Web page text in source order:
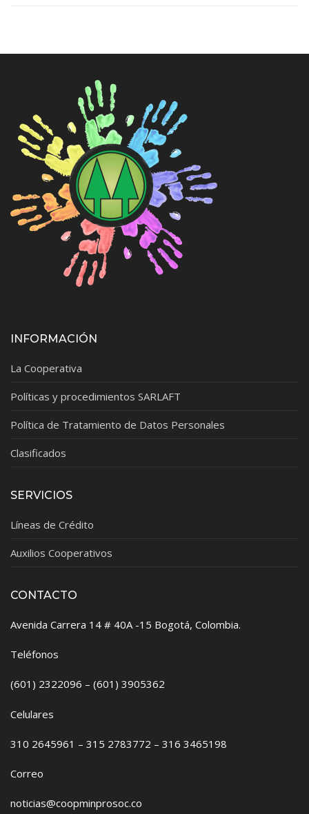
INFORMACIÓN
La Cooperativa
Políticas y procedimientos SARLAFT
Política de Tratamiento de Datos Personales
Clasificados
SERVICIOS
Líneas de Crédito
Auxilios Cooperativos
CONTACTO
Avenida Carrera 14 # 40A -15 Bogotá, Colombia.
Teléfonos
(601) 2322096 – (601) 3905362
Celulares
310 2645961 – 315 2783772 – 316 3465198
Correo
noticias@coopminprosoc.co